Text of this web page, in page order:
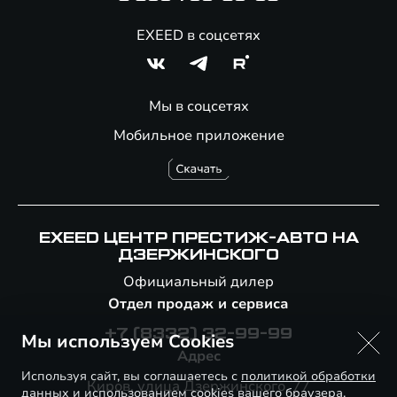
Мобильное приложение
EXEED в соцсетях
Мы в соцсетях
EXEED ЦЕНТР ПРЕСТИЖ-АВТО НА
ДЗЕРЖИНСКОГО
Официальный дилер
Отдел продаж и сервиса
+7 (8332) 32-99-99
Адрес
Киров, улица Дзержинского, 77
Мы используем Cookies
Используя сайт, вы соглашаетесь с политикой обработки
данных и использованием cookies вашего браузера.